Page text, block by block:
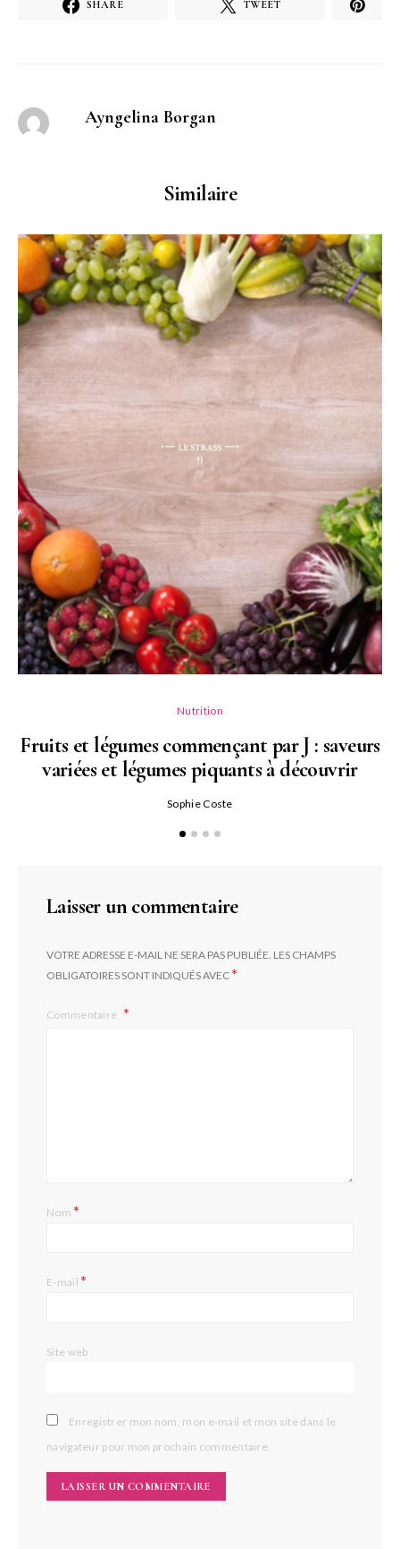
SHARE TWEET
Ayngelina Borgan
Similaire
Nutrition
Fruits et légumes commençant par J : saveurs
variées et légumes piquants à découvrir
Sophie Coste
Laisser un commentaire
VOTRE ADRESSE E-MAIL NE SERA PAS PUBLIÉE. LES CHAMPS
OBLIGATOIRES SONT INDIQUÉS AVEC*
Commentaire
Nom*
E-mail*
Site web
Enregistrer mon nom, mon e-mail et mon site dans le
navigateur pour mon prochain commentaire.